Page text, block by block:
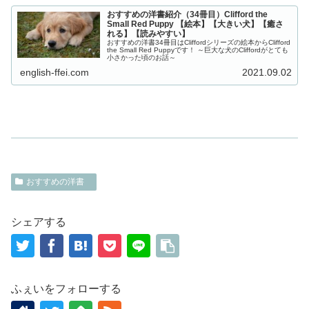
おすすめの洋書紹介（34冊目）Clifford the
Small Red Puppy 【絵本】【大きい犬】【癒さ
れる】【読みやすい】
おすすめの洋書34冊目はCliffordシリーズの絵本からClifford
the Small Red Puppyです！ ～巨大な犬のCliffordがとても
小さかった頃のお話～
english-ffei.com 2021.09.02
おすすめの洋書
シェアする
ふぇいをフォローする